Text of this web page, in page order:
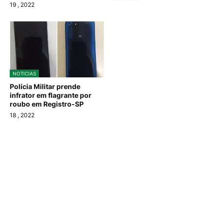
19 , 2022
NOTICIAS
Polícia Militar prende
infrator em flagrante por
roubo em Registro-SP
18 , 2022